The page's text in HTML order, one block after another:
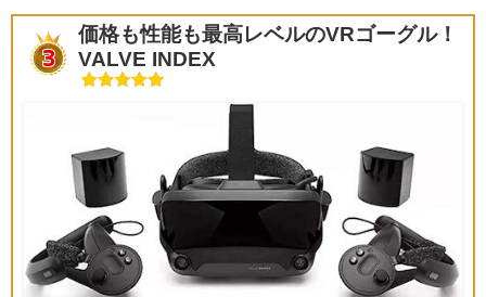
価格も性能も最高レベルのVRゴーグル！
VALVE INDEX